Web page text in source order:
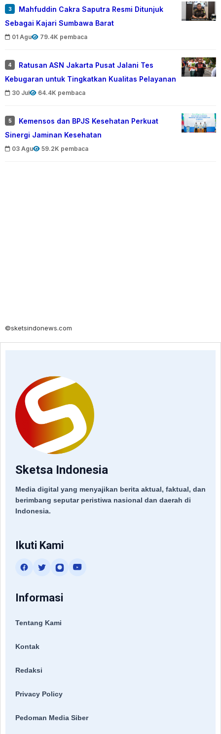
3
Mahfuddin Cakra Saputra Resmi Ditunjuk
Sebagai Kajari Sumbawa Barat
01 Agu 79.4K pembaca
4
Ratusan ASN Jakarta Pusat Jalani Tes
Kebugaran untuk Tingkatkan Kualitas Pelayanan
30 Jul 64.4K pembaca
5
Kemensos dan BPJS Kesehatan Perkuat
Sinergi Jaminan Kesehatan
03 Agu 59.2K pembaca
©sketsindonews.com
Sketsa Indonesia
Media digital yang menyajikan berita aktual, faktual, dan
berimbang seputar peristiwa nasional dan daerah di
Indonesia.
Ikuti Kami
Informasi
Tentang Kami
Kontak
Redaksi
Privacy Policy
Pedoman Media Siber